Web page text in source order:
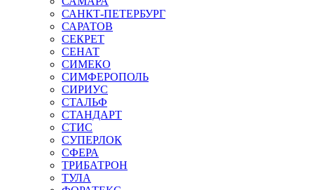
САНКТ-ПЕТЕРБУРГ
САРАТОВ
СЕКРЕТ
СЕНАТ
СИМЕКО
СИМФЕРОПОЛЬ
СИРИУС
СТАЛЬФ
СТАНДАРТ
СТИС
СУПЕРЛОК
СФЕРА
ТРИБАТРОН
ТУЛА